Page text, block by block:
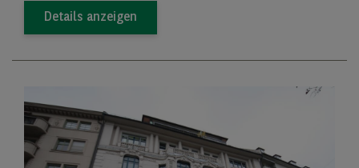
Details anzeigen